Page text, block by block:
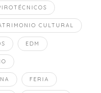
CULTURAL
EDM
FERIA